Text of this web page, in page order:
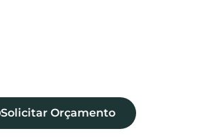
Solicitar Orçamento